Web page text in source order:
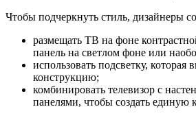
Чтобы подчеркнуть стиль, дизайнеры
размещать ТВ на фоне
панель на светлом фоне или
использовать подсветку, которая
конструкцию;
комбинировать телевизор с
панелями, чтобы создать единую